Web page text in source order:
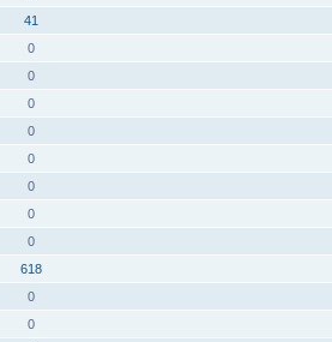
41
0
0
0
0
0
0
0
0
618
0
0